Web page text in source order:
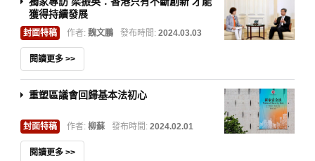
獲得持續發展
封面特稿 作者: 魏文鵬 發布時間: 2024.03.03
閱讀更多 >>
重塑區議會回歸基本法初心
封面特稿 作者: 柳蘇 發布時間: 2024.02.01
閱讀更多 >>